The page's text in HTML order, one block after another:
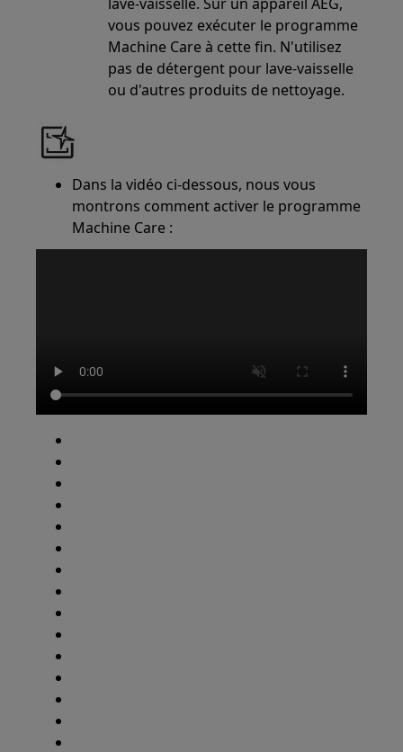
vous pouvez exécuter le programme
Machine Care à cette fin. N'utilisez
pas de détergent pour lave-vaisselle
ou d'autres produits de nettoyage.
Dans la vidéo ci-dessous, nous vous
montrons comment activer le programme
Machine Care :